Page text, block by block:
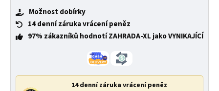
Možnost dobírky
14 denní záruka vrácení peněz
97% zákazníků hodnotí ZAHRADA-XL jako VYNIKAJÍCÍ
14 denní záruka vrácení peněz